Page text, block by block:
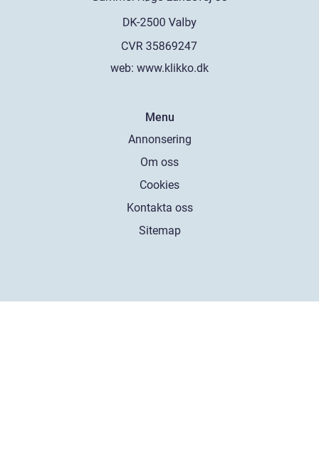
web: www.klikko.dk
Menu
Annonsering
Om oss
Cookies
Kontakta oss
Sitemap